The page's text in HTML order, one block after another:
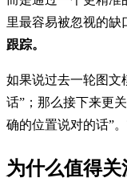
里最容易被忽视的缺
跟踪。
如果说过去一轮图文
话”；那么接下来更
确的位置说对的话”
为什么值得关